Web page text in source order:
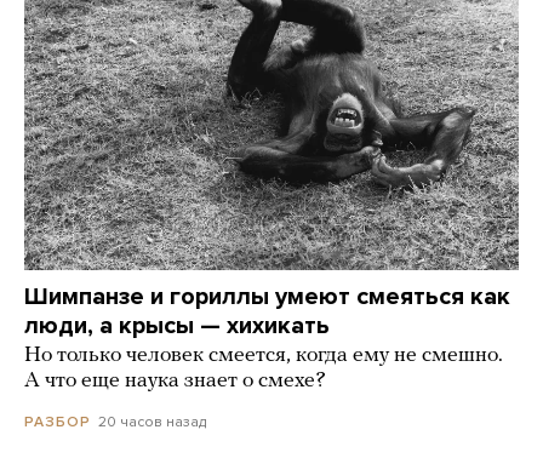
Шимпанзе и гориллы умеют смеяться как
люди, а крысы — хихикать
Но только человек смеется, когда ему не смешно.
А что еще наука знает о смехе?
РАЗБОР 20 часов назад